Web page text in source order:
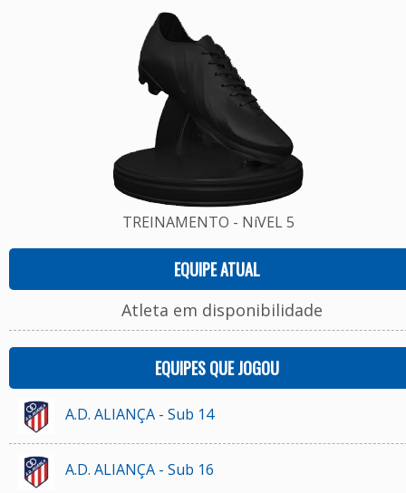
TREINAMENTO - NíVEL 5
EQUIPE ATUAL
Atleta em disponibilidade
EQUIPES QUE JOGOU
A.D. ALIANÇA - Sub 14
A.D. ALIANÇA - Sub 16